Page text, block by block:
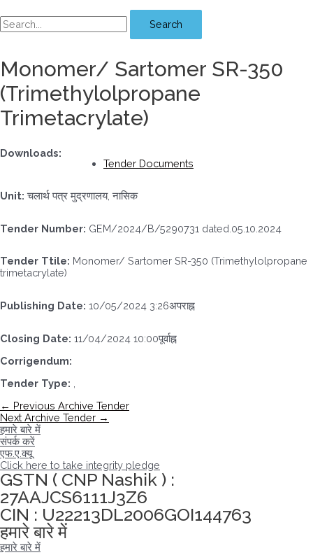
Search
Monomer/ Sartomer SR-350
(Trimethylolpropane
Trimetacrylate)
Downloads:
Tender Documents
Unit: चलार्थ पत्र मुद्रणालय, नासिक
Tender Number: GEM/2024/B/5290731 dated.05.10.2024
Tender Ttile: Monomer/ Sartomer SR-350 (Trimethylolpropane
trimetacrylate)
Publishing Date: 10/05/2024 3:26अपराह्न
Closing Date: 11/04/2024 10:00पूर्वाह्न
Corrigendum:
Tender Type:
पोस्ट
नेविगेशन
← Previous Archive Tender
Next Archive Tender →
हमारे बारे में
संपर्क करें
एफ.ए.क्यू
Click here to take integrity pledge
GSTN ( CNP Nashik ) :
27AAJCS6111J3Z6
CIN : U22213DL2006GOI144763
हमारे बारे में
हमारे बारे में